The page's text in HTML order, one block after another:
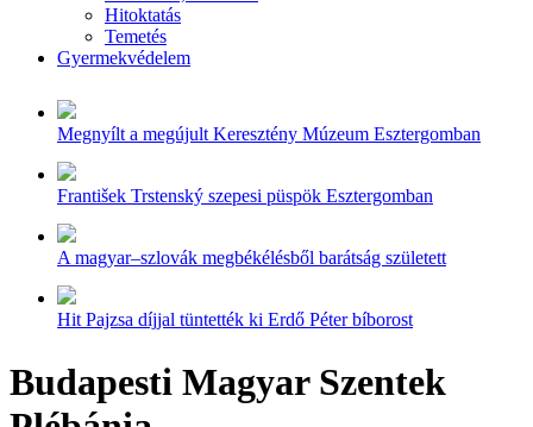
Hitoktatás
Temetés
Gyermekvédelem
Megnyílt a megújult Keresztény Múzeum Esztergomban
František Trstenský szepesi püspök Esztergomban
A magyar–szlovák megbékélésből barátság született
Hit Pajzsa díjjal tüntették ki Erdő Péter bíborost
Budapesti Magyar Szentek